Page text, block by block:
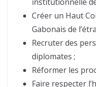
Créer un Haut
Gabonais de
Recruter des
diplomates ;
Réformer les
Faire respecter